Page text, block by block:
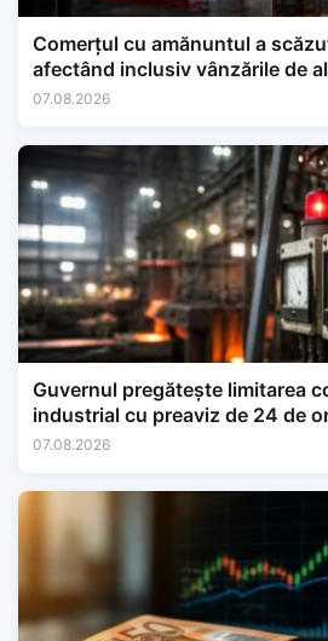
Comerțul cu amănuntul a
afectând inclusiv vânzările de
07.08.2026
Guvernul pregătește limitarea
industrial cu preaviz de 24 de
07.08.2026